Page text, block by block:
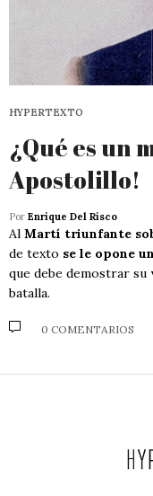
HYPERTEXTO
¿Qué es un
Apostolillo!
Por Enrique Del Risco
Al Martí triunfante
de texto se le opone
que debe demostrar su
batalla.
0 COMENTARIOS